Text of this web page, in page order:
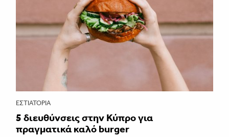
ΕΣΤΙΑΤΌΡΙΑ
5 διευθύνσεις στην Κύπρο για
πραγματικά καλό burger